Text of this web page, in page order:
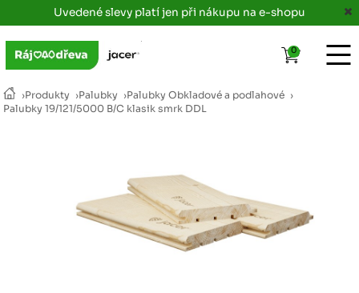
Uvedené slevy platí jen při nákupu na e-shopu
›Produkty ›Palubky ›Palubky Obkladové a podlahové ›
Palubky 19/121/5000 B/C klasik smrk DDL
0